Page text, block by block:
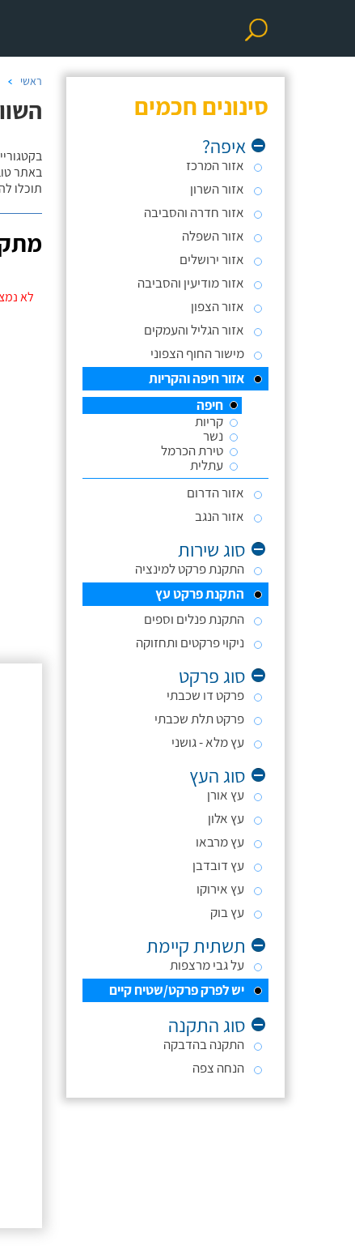
סינונים חכמים
איפה?
אזור המרכז
אזור השרון
אזור חדרה והסביבה
אזור השפלה
אזור ירושלים
אזור מודיעין והסביבה
אזור הצפון
אזור הגליל והעמקים
מישור החוף הצפוני
אזור חיפה והקריות
חיפה
קריות
נשר
טירת הכרמל
עתלית
אזור הדרום
אזור הנגב
סוג שירות
התקנת פרקט למינציה
התקנת פרקט עץ
התקנת פנלים וספים
ניקוי פרקטים ותחזוקה
סוג פרקט
פרקט דו שכבתי
פרקט תלת שכבתי
עץ מלא - גושני
סוג העץ
עץ אורן
עץ אלון
עץ מרבאו
עץ דובדבן
עץ אירוקו
עץ בוק
תשתית קיימת
על גבי מרצפות
יש לפרק פרקט/שטיח קיים
סוג התקנה
התקנה בהדבקה
הנחה צפה
ראשי
באתר
תוכלו
לא